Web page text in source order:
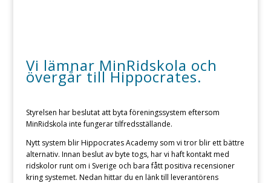
Vi lämnar MinRidskola och
övergår till Hippocrates.
Styrelsen har beslutat att byta föreningssystem eftersom
MinRidskola inte fungerar tilfredsställande.
Nytt system blir Hippocrates Academy som vi tror blir ett bättre
alternativ. Innan beslut av byte togs, har vi haft kontakt med
ridskolor runt om i Sverige och bara fått positiva recensioner
kring systemet. Nedan hittar du en länk till leverantörens